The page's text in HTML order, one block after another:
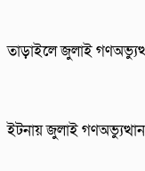
তাড়াইলে জুলাই
ইটনায় জুলাই